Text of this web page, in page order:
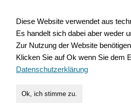
für
Diese Website verwendet aus
Es handelt sich dabei aber weder
Zur Nutzung der Website
Klicken Sie auf Ok wenn Sie dem
Datenschutzerklärung
Ok, ich stimme zu.